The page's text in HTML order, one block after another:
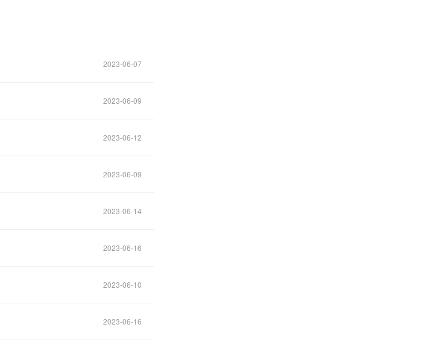
2023-06-07
2023-06-09
2023-06-12
2023-06-09
2023-06-14
2023-06-16
2023-06-10
2023-06-16